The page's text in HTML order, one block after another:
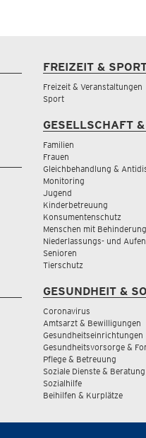
FREIZEIT &
Freizeit & Veranstaltungen
Sport
GESELLSCHAFT
Familien
Frauen
Gleichbehandlung &
Monitoring
Jugend
Kinderbetreuung
Konsumentenschutz
Menschen mit Behinderung
Niederlassungs- und
Senioren
Tierschutz
GESUNDHEIT &
Coronavirus
Amtsarzt & Bewilligungen
Gesundheitseinrichtungen
Gesundheitsvorsorge &
Pflege & Betreuung
Soziale Dienste & Beratung
Sozialhilfe
Beihilfen & Kurplätze